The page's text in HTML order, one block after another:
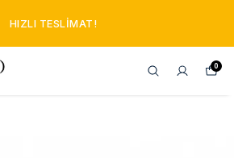
HIZLI TESLIMAT!
0